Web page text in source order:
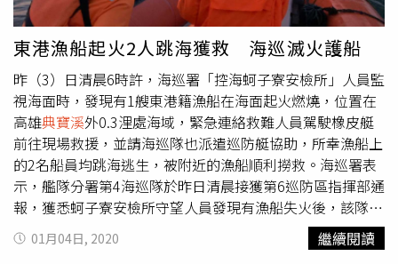
了！」讓他又驚喜又詫異，還要他保密。這個驚天大秘密本
不該提前外流，不過台積電人員頻繁往來市府開會，消息很
快就傳開，產業、建商全部聚焦北高雄。除了現有的南科路
竹園區、楠梓科技產業園區（原楠梓加工出口區），正在開
發中的共有3區：橋頭科學園區確定進駐廠商有日月光、國
巨、鴻海集團；楠梓科技產業園區第二園區最指標的就是台
積電；仁武產業園區指標大廠天正國際、元山科技、駐龍精
密，3大產業園區，未來估計帶來3.4萬就業人口，年總產值
高達3600億元。高雄市府近年大力招商，去年高雄仁武產
業園區首辦說明會，就吸引300家廠商有意搶進，至今確定
進駐的指標大廠就有天正國際、元山科技、駐龍精密。（圖
／報系資料庫）隨著產業進駐如火如荼，陳其邁也馬不停
東港漁船起火2人跳海獲救 海巡滅火護船
昨（3）日清晨6時許，海巡署「控海蚵子寮安檢所」人員監
視海面時，發現有1艘東港籍漁船在海面起火燃燒，位置在
高雄典寶溪外0.3浬處海域，緊急連絡救難人員駕駛橡皮艇
前往現場救援，並請海巡隊也派遣巡防艇協助，所幸漁船上
的2名船員均跳海逃生，被附近的漁船順利撈救。海巡署表
示，艦隊分署第4海巡隊於昨日清晨接獲第6巡防區指揮部通
報，獲悉蚵子寮安檢所守望人員發現有漁船失火後，該隊立
即派遣巡防艇前往，於7時35分許抵達通報海域發現該船起
火燃燒中，船上2名人員已被漁船平安救起。巡防艇以消防
01月04日, 2020 繼續閱讀